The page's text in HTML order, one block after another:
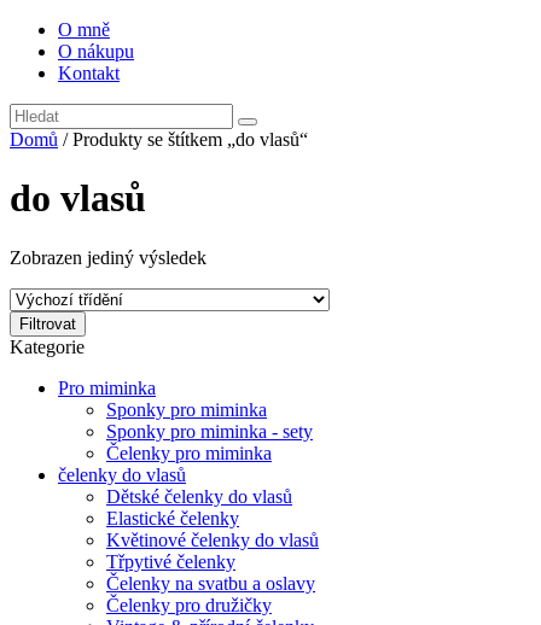
O mně
O nákupu
Kontakt
Domů / Produkty se štítkem „do vlasů“
do vlasů
Zobrazen jediný výsledek
Filtrovat
Kategorie
Pro miminka
Sponky pro miminka
Sponky pro miminka - sety
Čelenky pro miminka
čelenky do vlasů
Dětské čelenky do vlasů
Elastické čelenky
Květinové čelenky do vlasů
Třpytivé čelenky
Čelenky na svatbu a oslavy
Čelenky pro družičky